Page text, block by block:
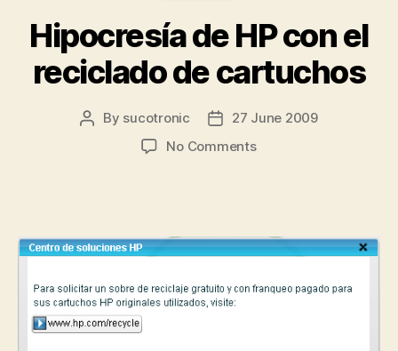
Hipocresía de HP con el
reciclado de cartuchos
Post
By sucotronic
Post27 June 2009
No Commentson
el
reciclado
de